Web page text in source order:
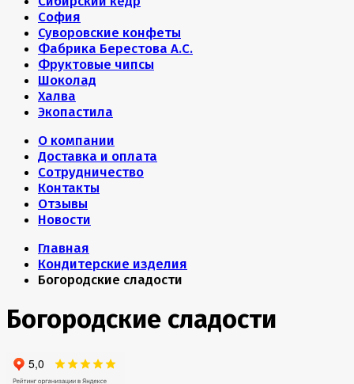
София
Суворовские конфеты
Фабрика Берестова А.С.
Фруктовые чипсы
Шоколад
Халва
Экопастила
О компании
Доставка и оплата
Сотрудничество
Контакты
Отзывы
Новости
Главная
Кондитерские изделия
Богородские сладости
Богородские сладости